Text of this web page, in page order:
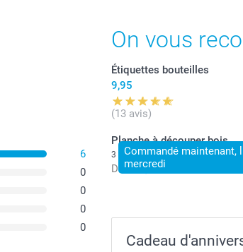
6
0
0
0
0
On vous
Étiquettes bouteilles
9,95
(13 avis)
Commandé maintenant,
mercredi
Planche à découper bois
3 variantes
Dès 34,95
Cadeau